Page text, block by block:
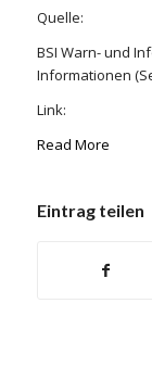
Quelle:
BSI Warn- und
Informationen
Link:
Read More
Eintrag teilen